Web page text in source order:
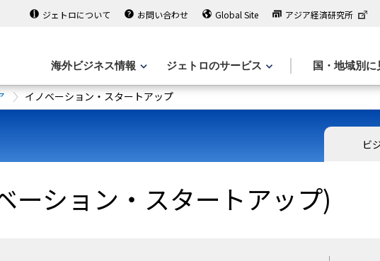
ジェトロについて お問い合わせ Global Site アジア経済研究所
海外ビジネス情報 ジェトロのサービス 国・地域別に
イノベーション・スタートアップ
ビ
ーション・スタートアップ)